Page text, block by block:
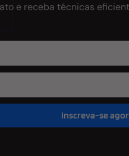
e receba técnicas
Inscreva-se